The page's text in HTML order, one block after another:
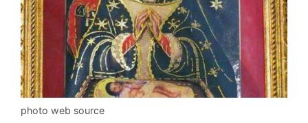
photo web source